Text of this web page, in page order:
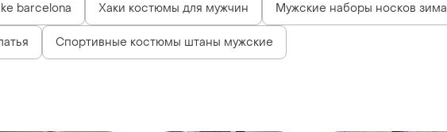
barcelona Хаки костюмы для мужчин Мужские наборы носков зима
Спортивные костюмы штаны мужские